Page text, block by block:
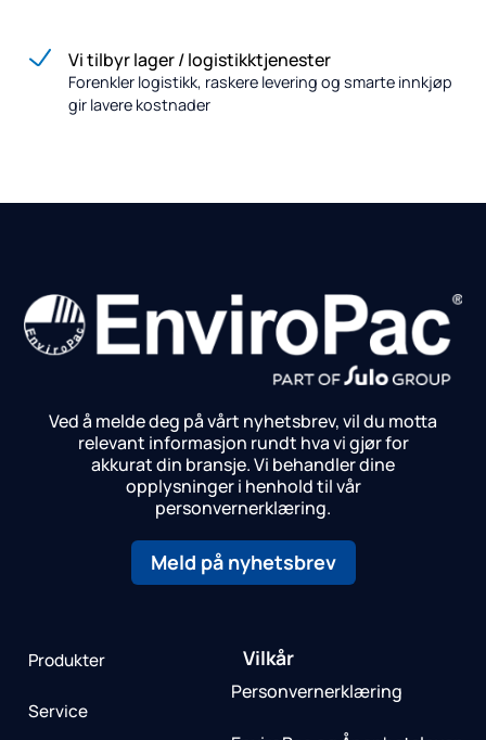
Vi tilbyr lager / logistikktjenester
Forenkler logistikk, raskere levering og smarte innkjøp
gir lavere kostnader
Ved å melde deg på vårt nyhetsbrev, vil du motta
relevant informasjon rundt hva vi gjør for
akkurat din bransje.Vi behandler dine
opplysninger i henhold til vår
personvernerklæring.
Meld på nyhetsbrev
Produkter
Service
Vilkår
Personvernerklæring